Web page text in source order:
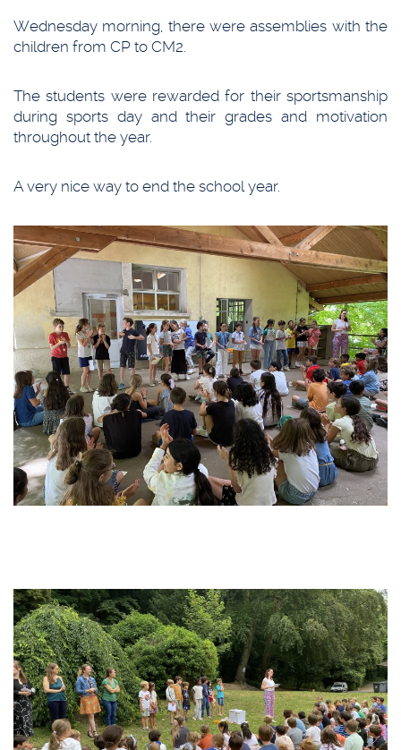
Wednesday morning, there were assemblies with the
children from CP to CM2.
The students were rewarded for their sportsmanship
during sports day and their grades and motivation
throughout the year.
A very nice way to end the school year.